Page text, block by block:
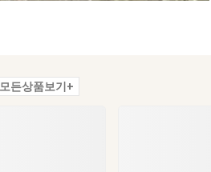
모든상품보기+